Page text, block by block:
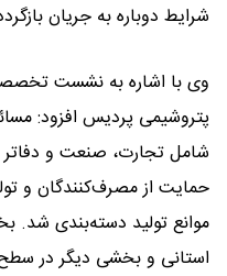
شرایط دوباره به جریان
وی با اشاره به نشست
پتروشیمی پردیس افزود:
شامل تجارت، صنعت و
حمایت از مصرف‌کنندگان و
موانع تولید دسته‌بندی
استانی و بخشی دیگر در